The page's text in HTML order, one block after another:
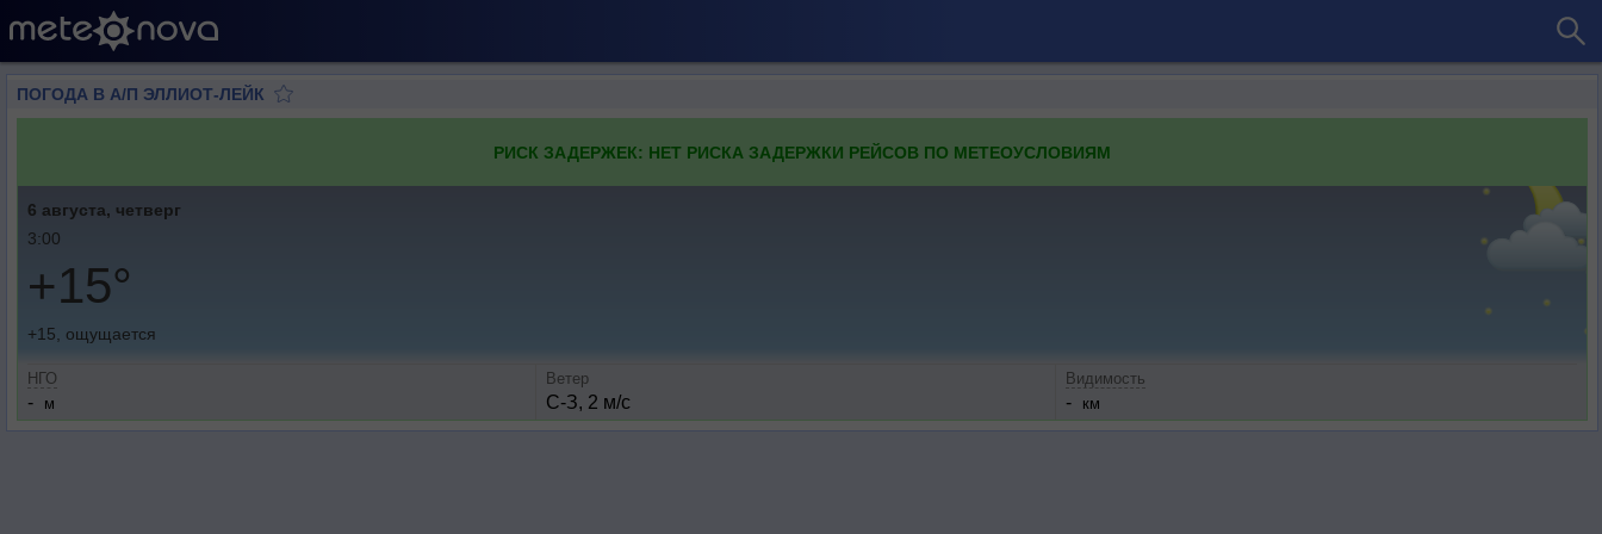
ПОГОДА В А/П ЭЛЛИОТ-ЛЕЙК
РИСК ЗАДЕРЖЕК: НЕТ РИСКА ЗАДЕРЖКИ РЕЙСОВ ПО МЕТЕОУСЛОВИЯМ
6 августа, четверг
3:00
+15°
+15, ощущается
НГО
- м
Ветер
С-З, 2 м/с
Видимость
- км